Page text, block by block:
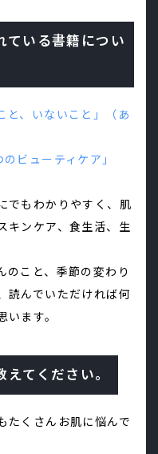
ている書籍につい
と、いないこと」（あ
ビューティケア」
でもわかりやすく、肌
キンケア、食生活、生
のこと、季節の変わり
読んでいただければ何
ます。
てください。
たくさんお肌に悩んで